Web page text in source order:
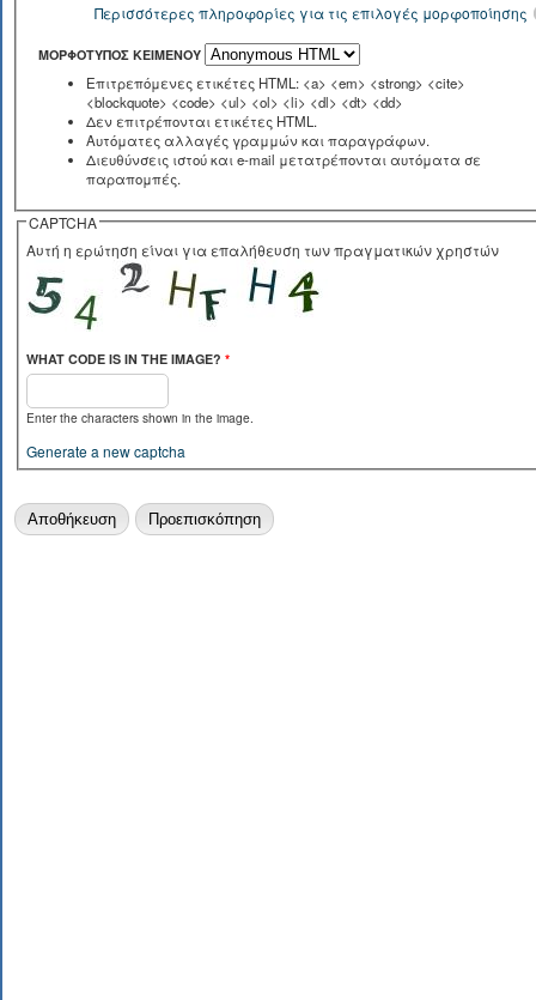
Περισσότερες πληροφορίες για τις επιλογές μορφοποίησης
ΜΟΡΦΌΤΥΠΟΣ ΚΕΙΜΈΝΟΥ
Επιτρεπόμενες ετικέτες HTML: <a> <em> <strong> <cite>
<blockquote> <code> <ul> <ol> <li> <dl> <dt> <dd>
Δεν επιτρέπονται ετικέτες HTML.
Αυτόματες αλλαγές γραμμών και παραγράφων.
Διευθύνσεις ιστού και e-mail μετατρέπονται αυτόματα σε
παραπομπές.
CAPTCHA
Αυτή η ερώτηση είναι για επαλήθευση των πραγματικών χρηστών
WHAT CODE IS IN THE IMAGE? *
Enter the characters shown in the image.
Generate a new captcha